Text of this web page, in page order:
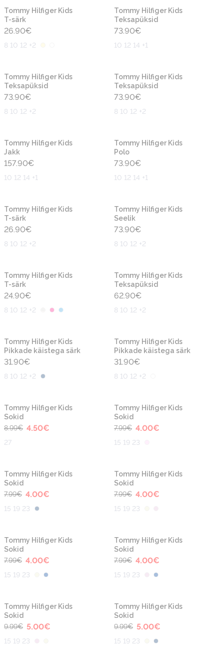
Tommy Hilfiger Kids
T-särk
26.90€
8 10 12 +2
Tommy Hilfiger Kids
Teksapüksid
73.90€
10 12 14 +1
Tommy Hilfiger Kids
Teksapüksid
73.90€
8 10 12 +2
Tommy Hilfiger Kids
Teksapüksid
73.90€
8 10 12 +2
Tommy Hilfiger Kids
Jakk
157.90€
10 12 14 +1
Tommy Hilfiger Kids
Polo
73.90€
10 12 14 +1
Tommy Hilfiger Kids
T-särk
26.90€
8 10 12 +2
Tommy Hilfiger Kids
Seelik
73.90€
8 10 12 +2
Tommy Hilfiger Kids
T-särk
24.90€
8 10 12 +2
Tommy Hilfiger Kids
Teksapüksid
62.90€
8 10 12 +2
Tommy Hilfiger Kids
Pikkade käistega särk
31.90€
8 10 12 +2
Tommy Hilfiger Kids
Pikkade käistega särk
31.90€
8 10 12 +2
-50%
Tommy Hilfiger Kids
Sokid
8.99€ 4.50€
27
-50%
Tommy Hilfiger Kids
Sokid
7.99€ 4.00€
15 19 23
-50%
Tommy Hilfiger Kids
Sokid
7.99€ 4.00€
15 19 23
-50%
Tommy Hilfiger Kids
Sokid
7.99€ 4.00€
15 19 23
-50%
Tommy Hilfiger Kids
Sokid
7.99€ 4.00€
15 19 23
-50%
Tommy Hilfiger Kids
Sokid
7.99€ 4.00€
15 19 23
-50%
Tommy Hilfiger Kids
Sokid
9.99€ 5.00€
15 19 23
-50%
Tommy Hilfiger Kids
Sokid
9.99€ 5.00€
15 19 23